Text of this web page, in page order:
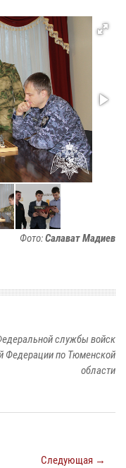
Фото:Салават Мадиев
службы войск
Федерации по Тюменской
области
Следующая →